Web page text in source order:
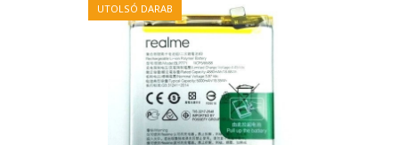
UTOLSÓ DARAB